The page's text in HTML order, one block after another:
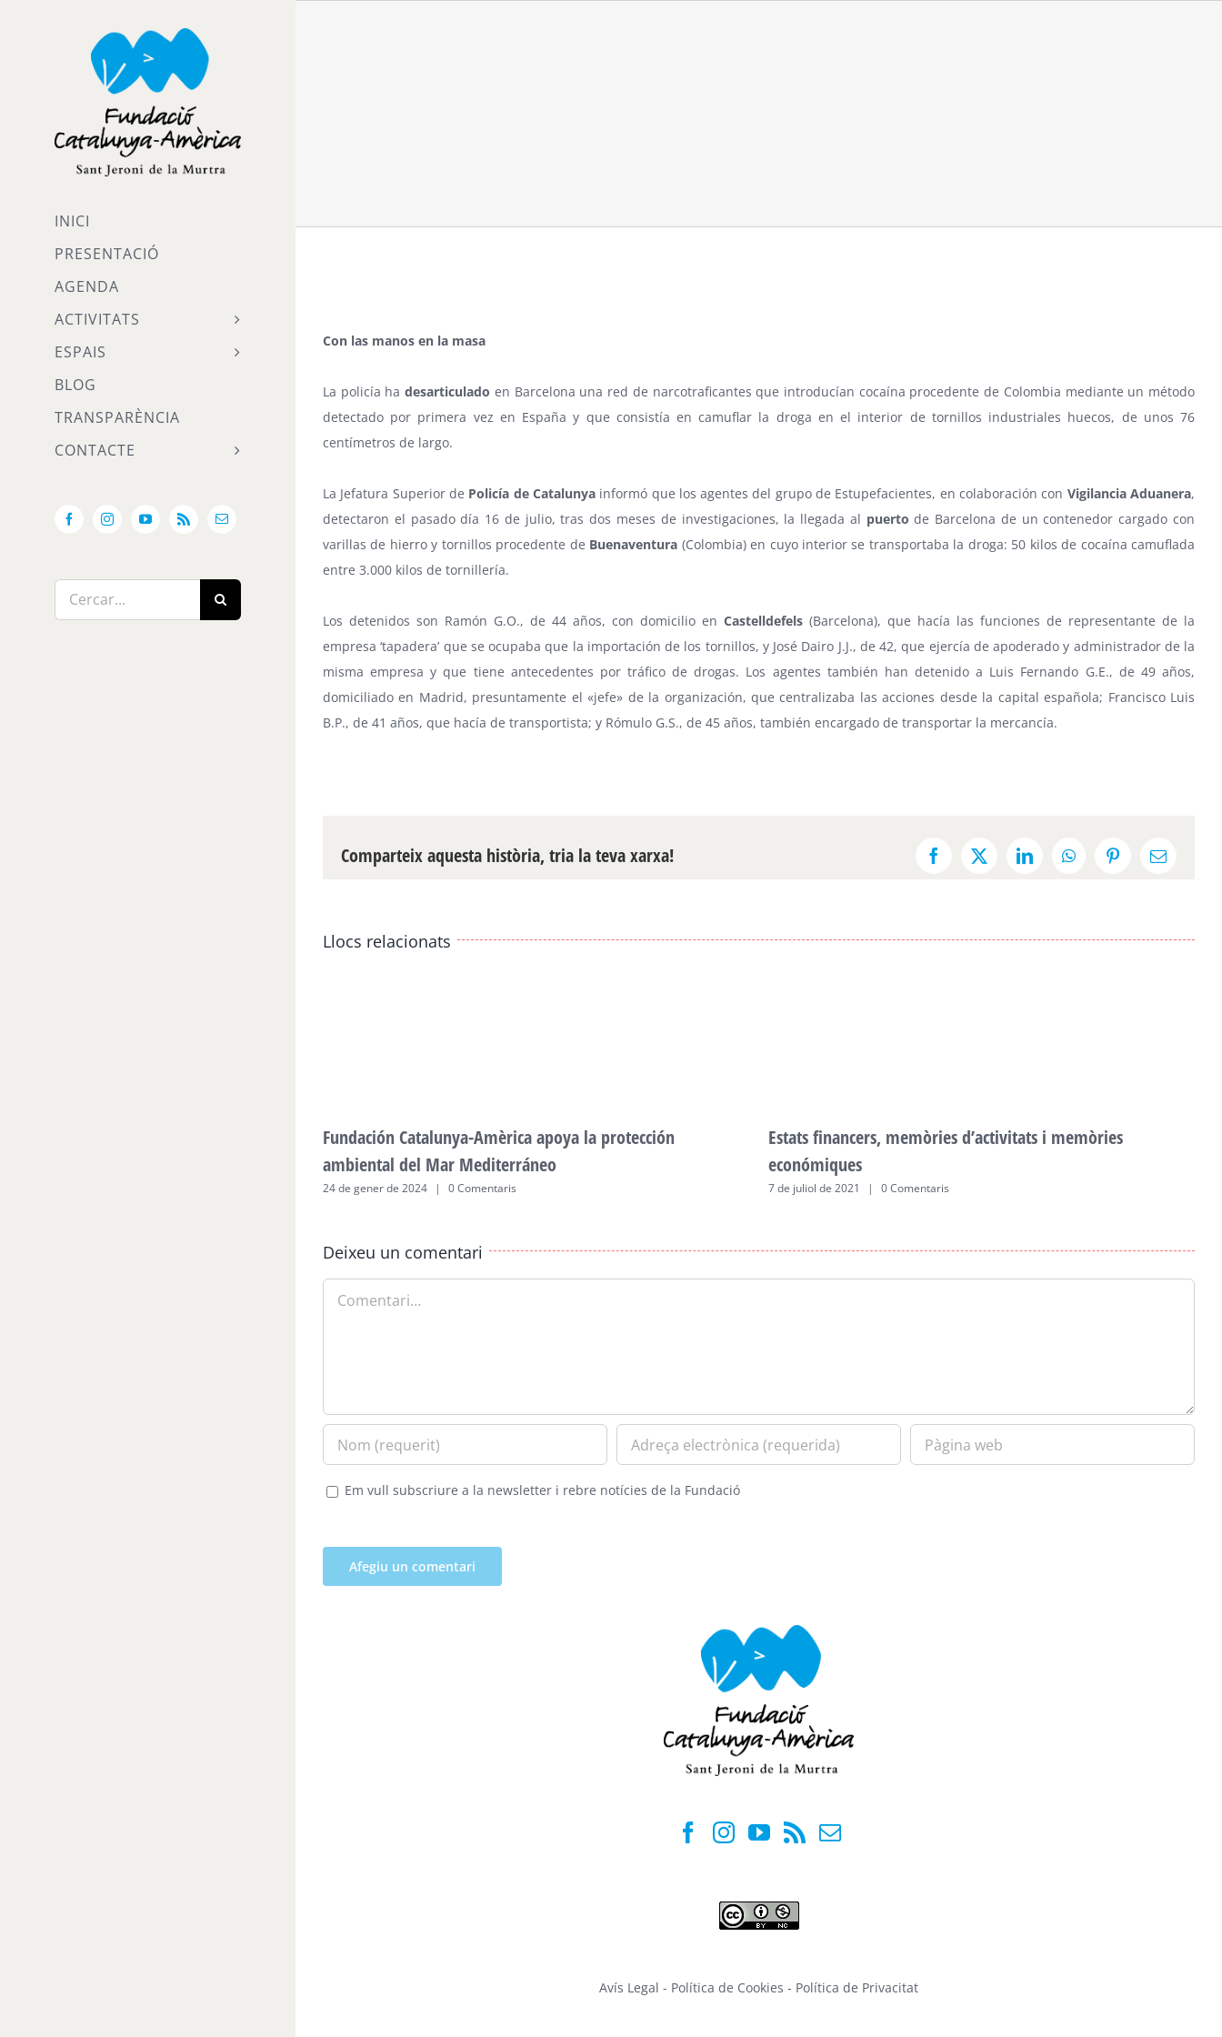
INICI
PRESENTACIÓ
AGENDA
ACTIVITATS
ESPAIS
BLOG
TRANSPARÈNCIA
CONTACTE
FacebookInstagramYouTube
Rss Email:
Cerca
…
Con las manos en la masa
La policía hadesarticulado en Barcelona una red de narcotraficantes que introducían cocaína procedente de Colombia mediante un método
detectado por primera vez en España y que consistía en camuflar la droga en el interior de tornillos industriales huecos, de unos 76
centímetros de largo.
La Jefatura Superior de Policía de Catalunyainformó que los agentes del grupo de Estupefacientes, en colaboración con Vigilancia Aduanera,
detectaron el pasado día 16 de julio, tras dos meses de investigaciones, la llegada al puerto de Barcelona de un contenedor cargado con
varillas de hierro y tornillos procedente de Buenaventura (Colombia) en cuyo interior se transportaba la droga: 50 kilos de cocaína camuflada
entre 3.000 kilos de tornillería.
Los detenidos son Ramón G.O., de 44 años, con domicilio en Castelldefels (Barcelona), que hacía las funciones de representante de la
empresa ‘tapadera’ que se ocupaba que la importación de los tornillos, y José Dairo J.J., de 42, que ejercía de apoderado y administrador de la
misma empresa y que tiene antecedentes por tráfico de drogas. Los agentes también han detenido a Luis Fernando G.E., de 49 años,
domiciliado en Madrid, presuntamente el «jefe» de la organización, que centralizaba las acciones desde la capital española; Francisco Luis
B.P., de 41 años, que hacía de transportista; y Rómulo G.S., de 45 años, también encargado de transportar la mercancía.
Comparteix aquesta història, tria la teva xarxa! Facebook
X LinkedInWhatsAppPinterestEmail:
Llocs relacionats
Fundación Catalunya-Amèrica apoya la protección
ambiental del Mar Mediterráneo
24 de gener de 2024 | 0 Comentaris
Estats financers, memòries d’activitats i memòries
económiques
7 de juliol de 2021 | 0 Comentaris
Deixeu un comentari
Em vull subscriure a la newsletter i rebre notícies de la Fundació
Avís Legal - Política de Cookies - Política de Privacitat